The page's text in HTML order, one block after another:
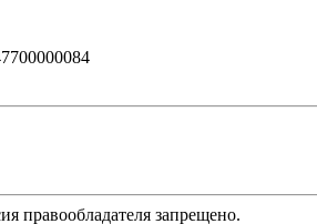
правообладателя запрещено.